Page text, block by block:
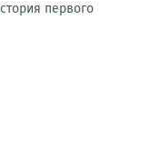
первого